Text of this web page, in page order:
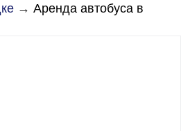
→ Аренда автобуса в